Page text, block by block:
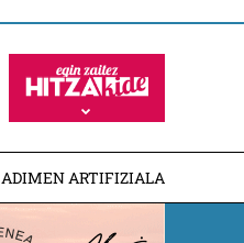
ADIMEN ARTIFIZIALA